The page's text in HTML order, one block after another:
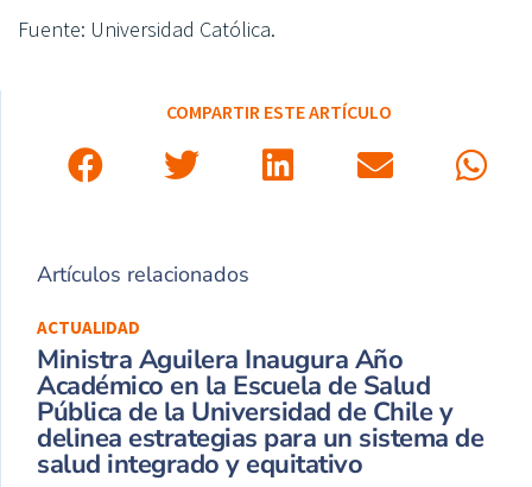
Fuente: Universidad Católica.
COMPARTIR ESTE ARTÍCULO
Artículos relacionados
ACTUALIDAD
Ministra Aguilera Inaugura Año
Académico en la Escuela de Salud
Pública de la Universidad de Chile y
delinea estrategias para un sistema de
salud integrado y equitativo